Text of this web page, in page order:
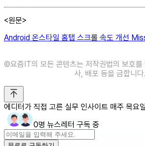
<원문>
Android 온스타일 홈탭 스크롤 속도 개선
©️요즘IT의 모든 콘텐츠는 저작권법의 보호를
사, 배포 등을 금합니다.
에디터가 직접 고른 실무 인사이트 매주 목요
0명 뉴스레터 구독 중